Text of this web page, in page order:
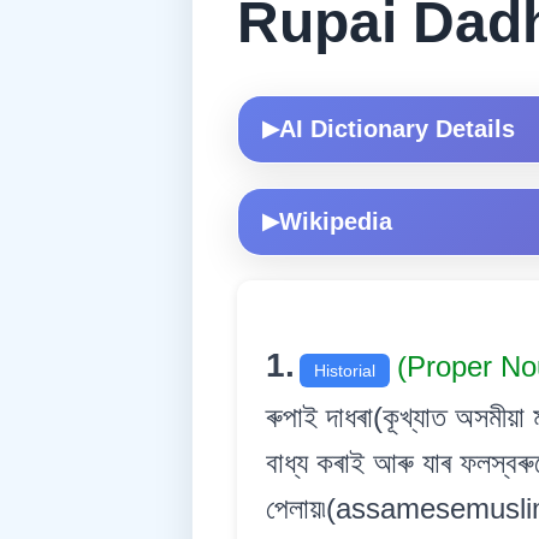
Rupai
▶AI Dictionary Details
▶Wikipedia
1. Historial
(Proper
ৰুপাই দাধৰা(কূখ্যাত
বাধ্য কৰাই আৰু যাৰ